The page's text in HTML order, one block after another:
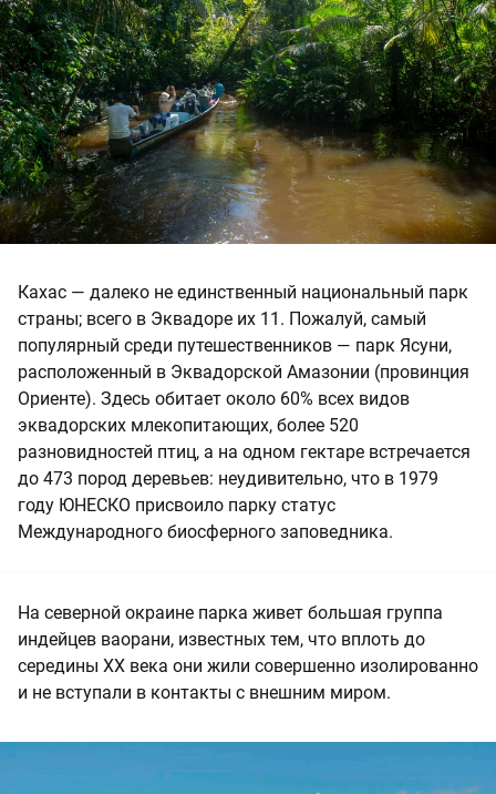
Кахас — далеко не единственный национальный парк
страны; всего в Эквадоре их 11. Пожалуй, самый
популярный среди путешественников — парк Ясуни,
расположенный в Эквадорской Амазонии (провинция
Ориенте). Здесь обитает около 60% всех видов
эквадорских млекопитающих, более 520
разновидностей птиц, а на одном гектаре встречается
до 473 пород деревьев: неудивительно, что в 1979
году ЮНЕСКО присвоило парку статус
Международного биосферного заповедника.
На северной окраине парка живет большая группа
индейцев ваорани, известных тем, что вплоть до
середины XX века они жили совершенно изолированно
и не вступали в контакты с внешним миром.